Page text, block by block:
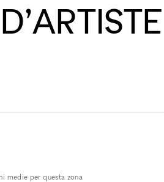
medie per questa zona